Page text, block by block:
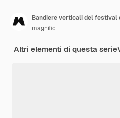
Bandiere verticali del festival
magnific
Altri elementi di questa serie